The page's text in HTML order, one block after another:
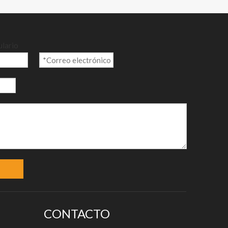
CONTACTO